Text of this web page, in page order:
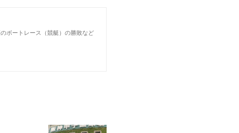
ボートレース（競艇）の勝敗など